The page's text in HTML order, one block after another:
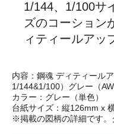
1/144、1/100サ
ズのコーション
ィティールアッ
内容：鋼魂 ディティール
1/144&1/100）グレー（
カラー：グレー（単色）
台紙サイズ：縦126mm x
※掲載の図柄の詳細です。